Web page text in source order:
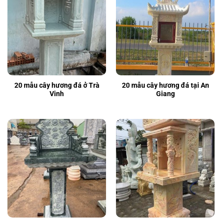
20 mẫu cây hương đá ở Trà
Vinh
20 mẫu cây hương đá tại An
Giang